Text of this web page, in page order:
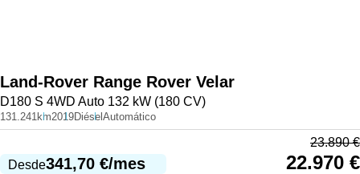
Land-Rover Range Rover Velar
D180 S 4WD Auto 132 kW (180 CV)
131.241km2019Diésel Automático
Desde341,70 €/mes
23.890€
22.970 €